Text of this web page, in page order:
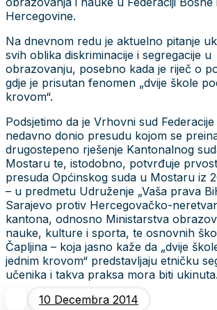
Hercegovine.
Na dnevnom redu je aktuelno pitanje
svih oblika diskriminacije i segregacije u
obrazovanju, posebno kada je riječ o
gdje je prisutan fenomen „dvije škole
krovom“.
Podsjetimo da je Vrhovni sud Federacije
nedavno donio presudu kojom se
drugostepeno rješenje Kantonalnog
Mostaru te, istodobno, potvrđuje
presuda Općinskog suda u Mostaru iz
– u predmetu Udruženje „Vaša prava
Sarajevo protiv Hercegovačko-
kantona, odnosno Ministarstva
nauke, kulture i sporta, te osnovnih
Čapljina – koja jasno kaže da „dvije
jednim krovom“ predstavljaju etničku
učenika i takva praksa mora biti ukinuta.
10 Decembra 2014